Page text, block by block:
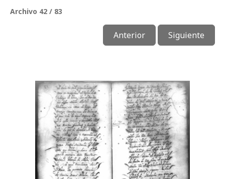
Archivo 42 / 83
Anterior Siguiente